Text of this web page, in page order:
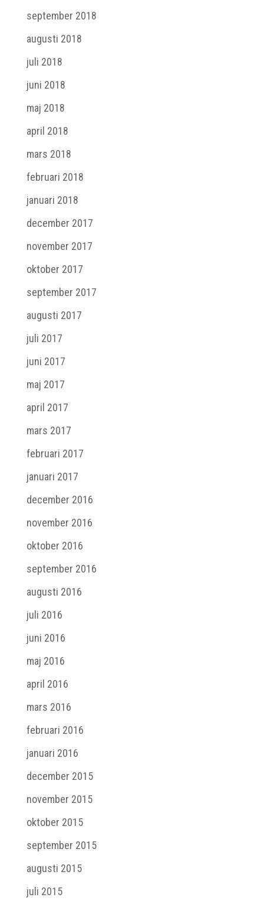
september 2018
augusti 2018
juli 2018
juni 2018
maj 2018
april 2018
mars 2018
februari 2018
januari 2018
december 2017
november 2017
oktober 2017
september 2017
augusti 2017
juli 2017
juni 2017
maj 2017
april 2017
mars 2017
februari 2017
januari 2017
december 2016
november 2016
oktober 2016
september 2016
augusti 2016
juli 2016
juni 2016
maj 2016
april 2016
mars 2016
februari 2016
januari 2016
december 2015
november 2015
oktober 2015
september 2015
augusti 2015
juli 2015